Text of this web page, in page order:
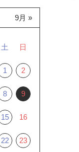
土 日
1 2
8 9
15 16
22 23
9月 »